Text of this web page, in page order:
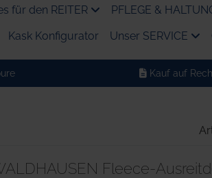
für den REITER PFLEGE &
Kask Konfigurator Unser SERVICE
Kauf auf
Fleece-